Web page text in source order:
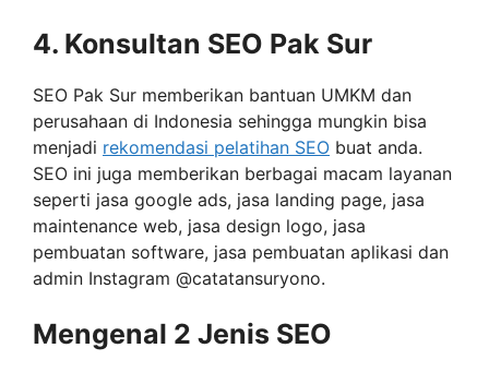
4. Konsultan SEO Pak Sur
SEO Pak Sur memberikan bantuan UMKM dan
perusahaan di Indonesia sehingga mungkin bisa
menjadi rekomendasi pelatihan SEO buat anda.
SEO ini juga memberikan berbagai macam layanan
seperti jasa google ads, jasa landing page, jasa
maintenance web, jasa design logo, jasa
pembuatan software, jasa pembuatan aplikasi dan
admin Instagram @catatansuryono.
Mengenal 2 Jenis SEO